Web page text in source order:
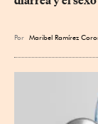
Por Maribel Ramírez